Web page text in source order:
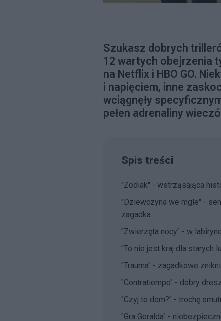
Szukasz dobrych
12 wartych obejrzenia
na Netflix i HBO GO.
i napięciem, inne
wciągnęły
pełen adrenaliny
Spis treści
"Zodiak" - wstrząsająca
"Dziewczyna we mgle" -
zagadka
"Zwierzęta nocy" - w
"To nie jest kraj dla starych
"Trauma" - zagadkowe
"Contratiempo" - dobry
"Czyj to dom?" - trochę
"Gra Geralda" -